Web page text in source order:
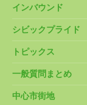
インバウンド
シビックプライド
トピックス
一般質問まとめ
中心市街地